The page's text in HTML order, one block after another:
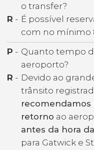
o transfer?
R - É possível
com no mínimo
P - Quanto tempo
aeroporto?
R - Devido ao
trânsito
recomendamos
retorno ao
antes da hora
para Gatwick e